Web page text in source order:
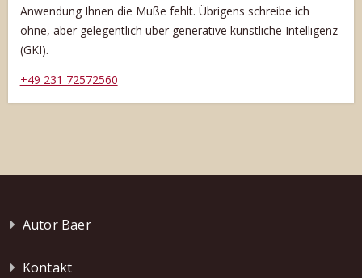
Anwendung Ihnen die Muße fehlt. Übrigens schreibe ich
ohne, aber gelegentlich über generative künstliche Intelligenz
(GKI).
+49 231 72572560
Autor Baer
Kontakt